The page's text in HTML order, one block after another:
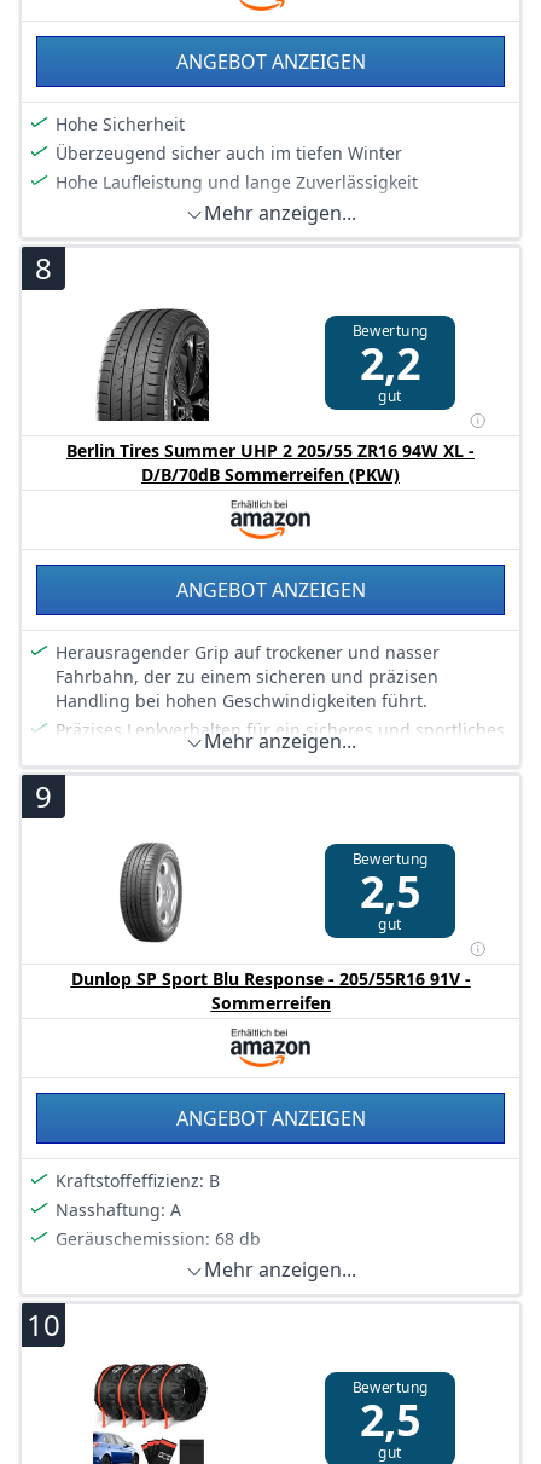
Ihrer Fahrzeugdaten, ob dieses Ersatzteil mit Ihrem
Fahrzeug kompatibel ist, und beachten Sie dabei
vorhandene Einschränkungen/Kriterien.
ANGEBOT ANZEIGEN
Hohe Sicherheit
Überzeugend sicher auch im tiefen Winter
Hohe Laufleistung und lange Zuverlässigkeit
Mehr anzeigen...
8
Bewertung
2,2
gut
Berlin Tires Summer UHP 2 205/55 ZR16 94W XL -
D/B/70dB Sommerreifen (PKW)
ANGEBOT ANZEIGEN
Herausragender Grip auf trockener und nasser
Fahrbahn, der zu einem sicheren und präzisen
Handling bei hohen Geschwindigkeiten führt.
Präzises Lenkverhalten für ein sicheres und sportliches
Fahrgefühl in jeder Kurve.
Hohe Kurvenstabilität, um auch bei anspruchsvollen
Geschwindigkeiten, für maximale Sicherheit in jeder
Fahrsituation
Verstärkte Konstruktion für erhöhten Widerstand
gegen Beschädigungen und eine längere Lebensdauer
des Reifens
Mehr anzeigen...
9
Bewertung
2,5
gut
Dunlop SP Sport Blu Response - 205/55R16 91V -
Sommerreifen
ANGEBOT ANZEIGEN
Kraftstoffeffizienz: B
Nasshaftung: A
Geräuschemission: 68 db
Mehr anzeigen...
10
Bewertung
2,5
gut